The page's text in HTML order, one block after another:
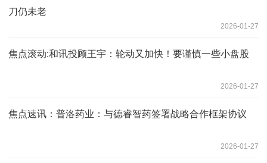
刀仍未老
2026-01-27
焦点滚动:和讯投顾王宇：轮动又加快！要谨慎一些小盘股
2026-01-27
焦点速讯：普洛药业：与德睿智药签署战略合作框架协议
2026-01-27